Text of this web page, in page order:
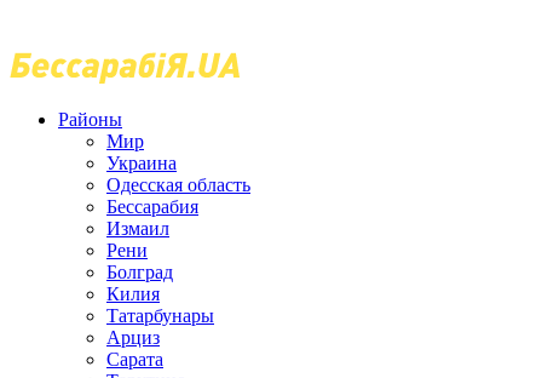
Районы
Мир
Украина
Одесская область
Бессарабия
Измаил
Рени
Болград
Килия
Татарбунары
Арциз
Сарата